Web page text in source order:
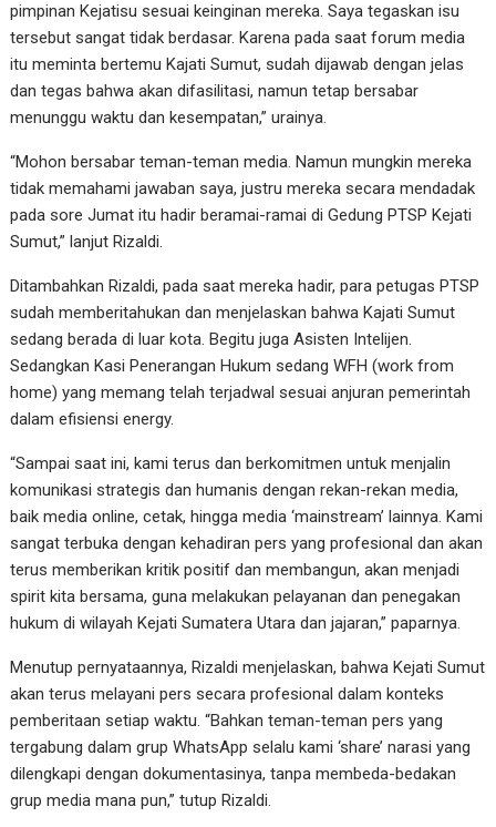
pimpinan Kejatisu sesuai keinginan mereka. Saya tegaskan isu
tersebut sangat tidak berdasar. Karena pada saat forum media
itu meminta bertemu Kajati Sumut, sudah dijawab dengan jelas
dan tegas bahwa akan difasilitasi, namun tetap bersabar
menunggu waktu dan kesempatan,” urainya.
“Mohon bersabar teman-teman media. Namun mungkin mereka
tidak memahami jawaban saya, justru mereka secara mendadak
pada sore Jumat itu hadir beramai-ramai di Gedung PTSP Kejati
Sumut,” lanjut Rizaldi.
Ditambahkan Rizaldi, pada saat mereka hadir, para petugas PTSP
sudah memberitahukan dan menjelaskan bahwa Kajati Sumut
sedang berada di luar kota. Begitu juga Asisten Intelijen.
Sedangkan Kasi Penerangan Hukum sedang WFH (work from
home) yang memang telah terjadwal sesuai anjuran pemerintah
dalam efisiensi energy.
“Sampai saat ini, kami terus dan berkomitmen untuk menjalin
komunikasi strategis dan humanis dengan rekan-rekan media,
baik media online, cetak, hingga media ‘mainstream’ lainnya. Kami
sangat terbuka dengan kehadiran pers yang profesional dan akan
terus memberikan kritik positif dan membangun, akan menjadi
spirit kita bersama, guna melakukan pelayanan dan penegakan
hukum di wilayah Kejati Sumatera Utara dan jajaran,” paparnya.
Menutup pernyataannya, Rizaldi menjelaskan, bahwa Kejati Sumut
akan terus melayani pers secara profesional dalam konteks
pemberitaan setiap waktu. “Bahkan teman-teman pers yang
tergabung dalam grup WhatsApp selalu kami ‘share’ narasi yang
dilengkapi dengan dokumentasinya, tanpa membeda-bedakan
grup media mana pun,” tutup Rizaldi.